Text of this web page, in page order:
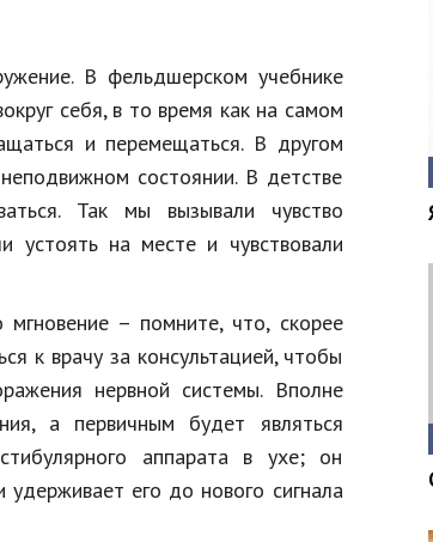
В фельдшерском учебнике
себя, в то время как на самом
и перемещаться. В другом
состоянии. В детстве
Так мы вызывали чувство
устоять на месте и чувствовали
– помните, что, скорее
к врачу за консультацией, чтобы
нервной системы. Вполне
а первичным будет являться
аппарата в ухе; он
его до нового сигнала